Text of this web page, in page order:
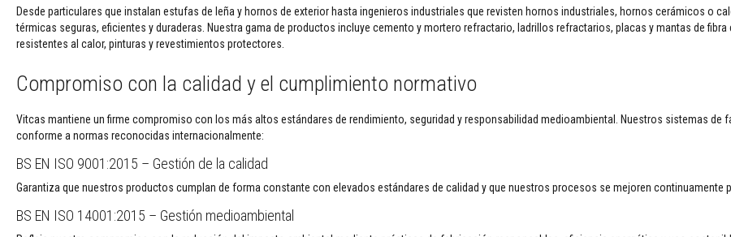
para
estufas
Pinturas
altas
Materiales
Desde particulares que instalan estufas de leña y hornos de exterior hasta ingenieros industriales que revisten hornos industriales, hornos cerámicos o
térmicas seguras, eficientes y duraderas. Nuestra gama de productos incluye cemento y mortero refractario, ladrillos refractarios, placas y mantas de
resistentes al calor, pinturas y revestimientos protectores.
Compromiso con la calidad y el cumplimiento normativo
Vitcas mantiene un firme compromiso con los más altos estándares de rendimiento, seguridad y responsabilidad medioambiental. Nuestros sistemas
conforme a normas reconocidas internacionalmente:
BS EN ISO 9001:2015 – Gestión de la calidad
Garantiza que nuestros productos cumplan de forma constante con elevados estándares de calidad y que nuestros procesos se mejoren continuamente
BS EN ISO 14001:2015 – Gestión medioambiental